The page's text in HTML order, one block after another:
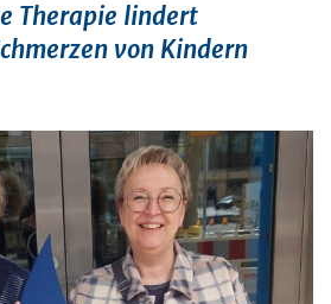
Therapie lindert
von Kindern